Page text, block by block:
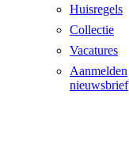
Huisregels
Collectie
Vacatures
Aanmelden
nieuwsbrief